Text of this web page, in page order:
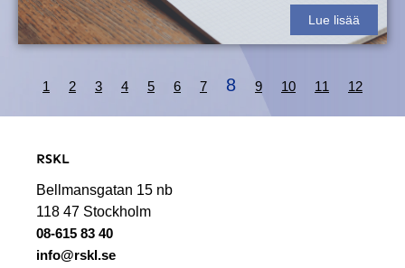
Lue lisää
1 2 3 4 5 6 7 8 9 10 11 12
RSKL
Bellmansgatan 15 nb
118 47 Stockholm
08-615 83 40
info@rskl.se